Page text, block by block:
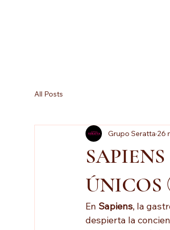
All Posts
ÚNICOS
Grupo Seratta 26
En Sapiens, la
despierta la